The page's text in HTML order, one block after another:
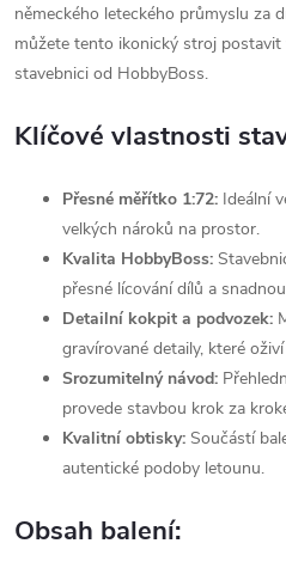
německého leteckého průmyslu za
můžete tento ikonický stroj
stavebnici od HobbyBoss.
Klíčové vlastnosti
Přesné měřítko 1:72: Ideální
velkých nároků na prostor.
Kvalita HobbyBoss:
přesné lícování dílů a
Detailní kokpit a podvozek:
gravírované detaily, které
Srozumitelný návod:
provede stavbou krok za
Kvalitní obtisky: Součástí
autentické podoby letounu.
Obsah balení: